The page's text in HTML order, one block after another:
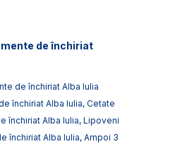
de închiriat
de închiriat Alba Iulia
închiriat Alba Iulia, Cetate
închiriat Alba Iulia, Lipoveni
închiriat Alba Iulia, Ampoi 3